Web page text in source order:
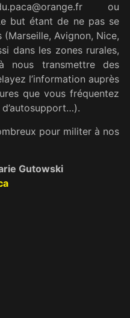
ou
but étant de ne pas se
Avignon, Nice,
dans les zones rurales,
nous transmettre des
l’information auprès
que vous fréquentez
pour militer à nos
Gutowski